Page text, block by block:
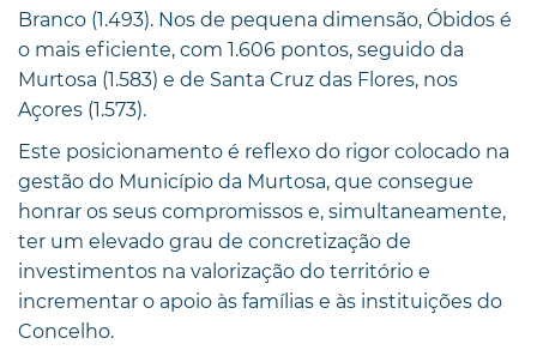
Branco (1.493). Nos de pequena dimensão, Óbidos é
o mais eficiente, com 1.606 pontos, seguido da
Murtosa (1.583) e de Santa Cruz das Flores, nos
Açores (1.573).
Este posicionamento é reflexo do rigor colocado na
gestão do Município da Murtosa, que consegue
honrar os seus compromissos e, simultaneamente,
ter um elevado grau de concretização de
investimentos na valorização do território e
incrementar o apoio às famílias e às instituições do
Concelho.